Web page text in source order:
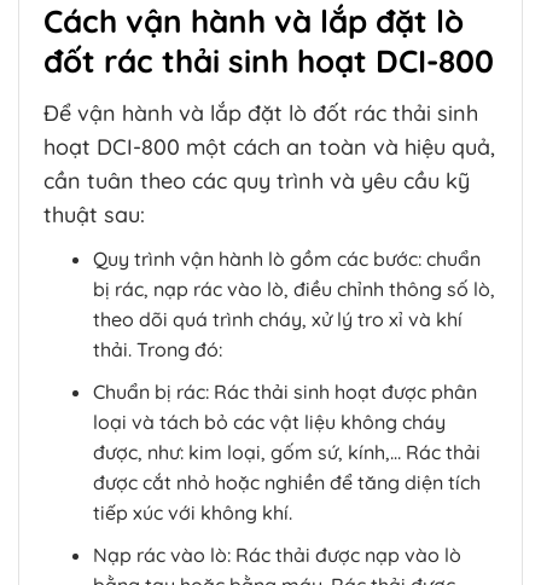
Cách vận hành và lắp đặt lò
đốt rác thải sinh hoạt DCI-800
Để vận hành và lắp đặt lò đốt rác thải sinh
hoạt DCI-800 một cách an toàn và hiệu quả,
cần tuân theo các quy trình và yêu cầu kỹ
thuật sau:
Quy trình vận hành lò gồm các bước: chuẩn
bị rác, nạp rác vào lò, điều chỉnh thông số lò,
theo dõi quá trình cháy, xử lý tro xỉ và khí
thải. Trong đó:
Chuẩn bị rác: Rác thải sinh hoạt được phân
loại và tách bỏ các vật liệu không cháy
được, như: kim loại, gốm sứ, kính,… Rác thải
được cắt nhỏ hoặc nghiền để tăng diện tích
tiếp xúc với không khí.
Nạp rác vào lò: Rác thải được nạp vào lò